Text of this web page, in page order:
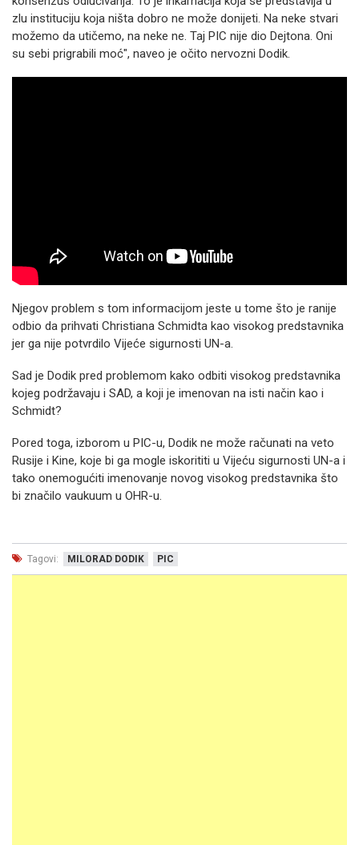
zlu instituciju koja ništa dobro ne može donijeti. Na neke stvari
možemo da utičemo, na neke ne. Taj PIC nije dio Dejtona. Oni
su sebi prigrabili moć", naveo je očito nervozni Dodik.
Njegov problem s tom informacijom jeste u tome što je ranije
odbio da prihvati Christiana Schmidta kao visokog predstavnika
jer ga nije potvrdilo Vijeće sigurnosti UN-a.
Sad je Dodik pred problemom kako odbiti visokog predstavnika
kojeg podržavaju i SAD, a koji je imenovan na isti način kao i
Schmidt?
Pored toga, izborom u PIC-u, Dodik ne može računati na veto
Rusije i Kine, koje bi ga mogle iskorititi u Vijeću sigurnosti UN-a i
tako onemogućiti imenovanje novog visokog predstavnika što
bi značilo vaukuum u OHR-u.
Tagovi: MILORAD DODIK PIC